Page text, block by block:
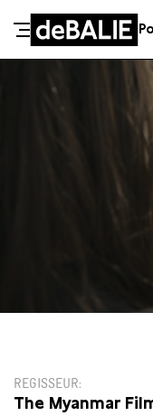
Meteen naar de
De Balie
REGISSEUR
The Myanmar